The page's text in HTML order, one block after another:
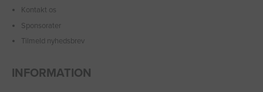
Kontakt os
Sponsorater
Tilmeld nyhedsbrev
INFORMATION